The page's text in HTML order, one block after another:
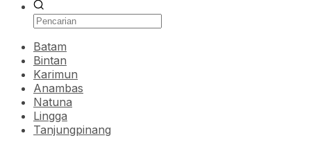
Batam
Bintan
Karimun
Anambas
Natuna
Lingga
Tanjungpinang